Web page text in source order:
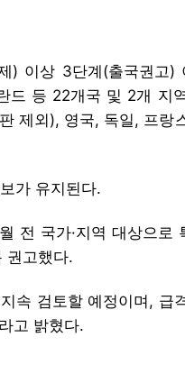
) 이상 3단계(출국권고)
드 등 22개국 및 2개 지
제외), 영국, 독일, 프랑
가 유지된다.
전 국가·지역 대상으로
권고했다.
속 검토할 예정이며, 급
고 밝혔다.